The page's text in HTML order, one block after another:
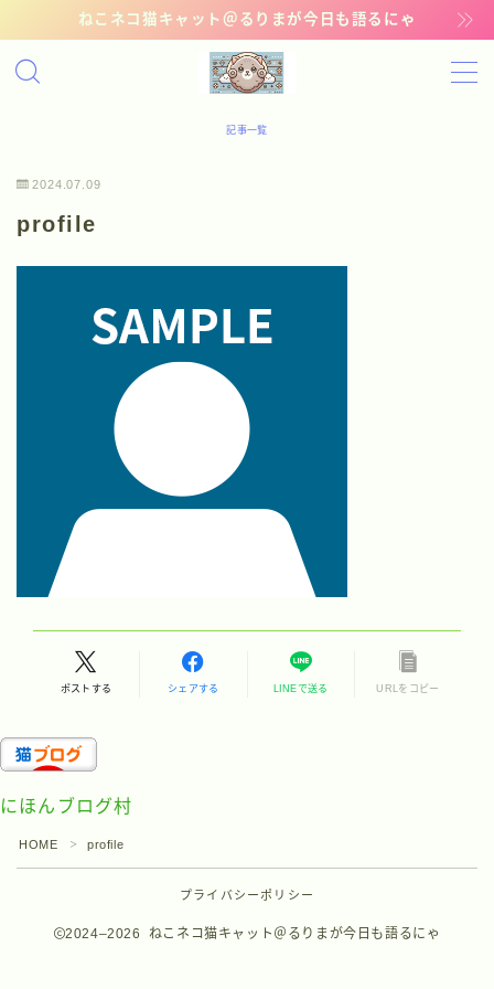
ねこネコ猫キャット＠るりまが今日も語るにゃ
MENU
お問い合わせ
記事一覧
2024.07.09
profile
ポストする シェアする LINEで送る URLをコピー
にほんブログ村
HOME ＞ profile
プライバシーポリシー
2024–2026 ねこネコ猫キャット＠るりまが今日も語るにゃ